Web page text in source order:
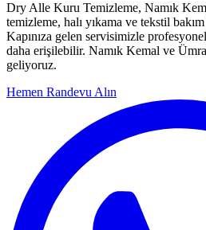
Dry Alle Kuru Temizleme, Namık
temizleme, halı yıkama ve tekstil
Kapınıza gelen servisimizle
daha erişilebilir. Namık Kemal ve
geliyoruz.
Hemen Randevu Alın